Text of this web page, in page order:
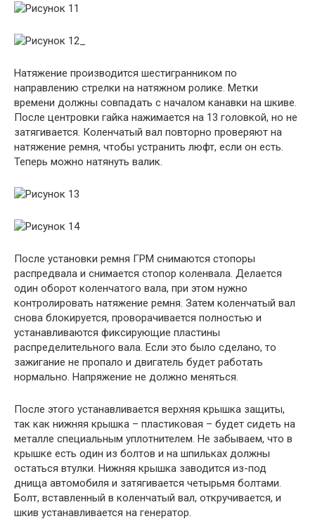
Натяжение производится шестигранником по
направлению стрелки на натяжном ролике. Метки
времени должны совпадать с началом канавки на шкиве.
После центровки гайка нажимается на 13 головкой, но не
затягивается. Коленчатый вал повторно проверяют на
натяжение ремня, чтобы устранить люфт, если он есть.
Теперь можно натянуть валик.
После установки ремня ГРМ снимаются стопоры
распредвала и снимается стопор коленвала. Делается
один оборот коленчатого вала, при этом нужно
контролировать натяжение ремня. Затем коленчатый вал
снова блокируется, проворачивается полностью и
устанавливаются фиксирующие пластины
распределительного вала. Если это было сделано, то
зажигание не пропало и двигатель будет работать
нормально. Напряжение не должно меняться.
После этого устанавливается верхняя крышка защиты,
так как нижняя крышка – пластиковая – будет сидеть на
металле специальным уплотнителем. Не забываем, что в
крышке есть один из болтов и на шпильках должны
остаться втулки. Нижняя крышка заводится из-под
днища автомобиля и затягивается четырьмя болтами.
Болт, вставленный в коленчатый вал, откручивается, и
шкив устанавливается на генератор.